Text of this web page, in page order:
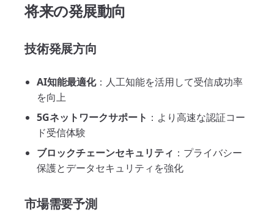
将来の発展動向
技術発展方向
AI知能最適化：人工知能を活用して受信成功率
を向上
5Gネットワークサポート ：より高速な認証コー
ド受信体験
ブロックチェーンセキュリティ ：プライバシー
保護とデータセキュリティを強化
市場需要予測